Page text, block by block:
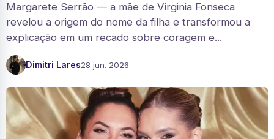
Margarete Serrão — a mãe de Virginia Fonseca
revelou a origem do nome da filha e transformou a
explicação em um recado sobre coragem e...
Dimitri Lares28 jun. 2026